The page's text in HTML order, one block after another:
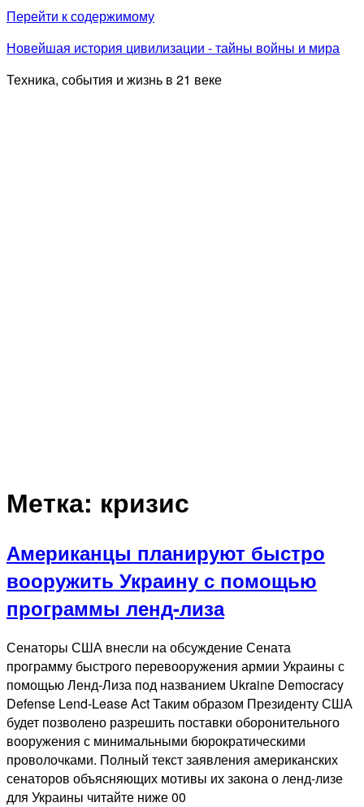
Перейти к содержимому
Новейшая история цивилизации - тайны войны и мира
Техника, события и жизнь в 21 веке
Метка: кризис
Американцы планируют быстро
вооружить Украину с помощью
программы ленд-лиза
Сенаторы США внесли на обсуждение Сената
программу быстрого перевооружения армии Украины с
помощью Ленд-Лиза под названием Ukraine Democracy
Defense Lend-Lease Act Таким образом Президенту США
будет позволено разрешить поставки оборонительного
вооружения с минимальными бюрократическими
проволочками. Полный текст заявления американских
сенаторов объясняющих мотивы их закона о ленд-лизе
для Украины читайте ниже 00